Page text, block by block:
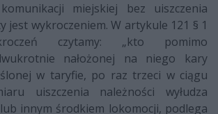
miejskiej bez uiszczenia
jest wykroczeniem. W artykule 121 § 1
czytamy: „kto pomimo
nałożonej na niego kary
w taryfie, po raz trzeci w ciągu
uiszczenia należności wyłudza
innym środkiem lokomocji, podlega